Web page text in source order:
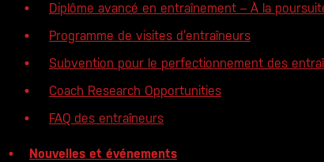
Diplôme avancé en entraînement – À la
Programme de visites d’entraîneurs
Subvention pour le perfectionnement des
Coach Research Opportunities
FAQ des entraîneurs
Nouvelles et événements